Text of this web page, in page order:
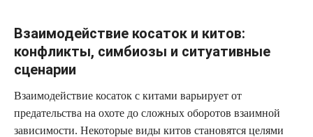
Взаимодействие косаток и китов:
конфликты, симбиозы и ситуативные
сценарии
Взаимодействие косаток с китами варьирует от
предательства на охоте до сложных оборотов взаимной
зависимости. Некоторые виды китов становятся целями